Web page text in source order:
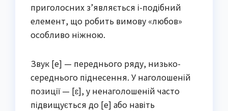
приголосних з’являється і-подібний
елемент, що робить вимову «любов»
особливо ніжною.
Звук [е] — переднього ряду, низько-
середнього піднесення. У наголошеній
позиції — [ɛ], у ненаголошеній часто
підвищується до [e] або навіть